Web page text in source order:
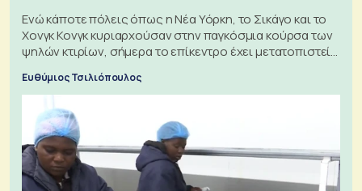
Ενώ κάποτε πόλεις όπως η Νέα Υόρκη, το Σικάγο και το
Χονγκ Κονγκ κυριαρχούσαν στην παγκόσμια κούρσα των
ψηλών κτιρίων, σήμερα το επίκεντρο έχει μετατοπιστεί
Ευθύμιος Τσιλιόπουλος